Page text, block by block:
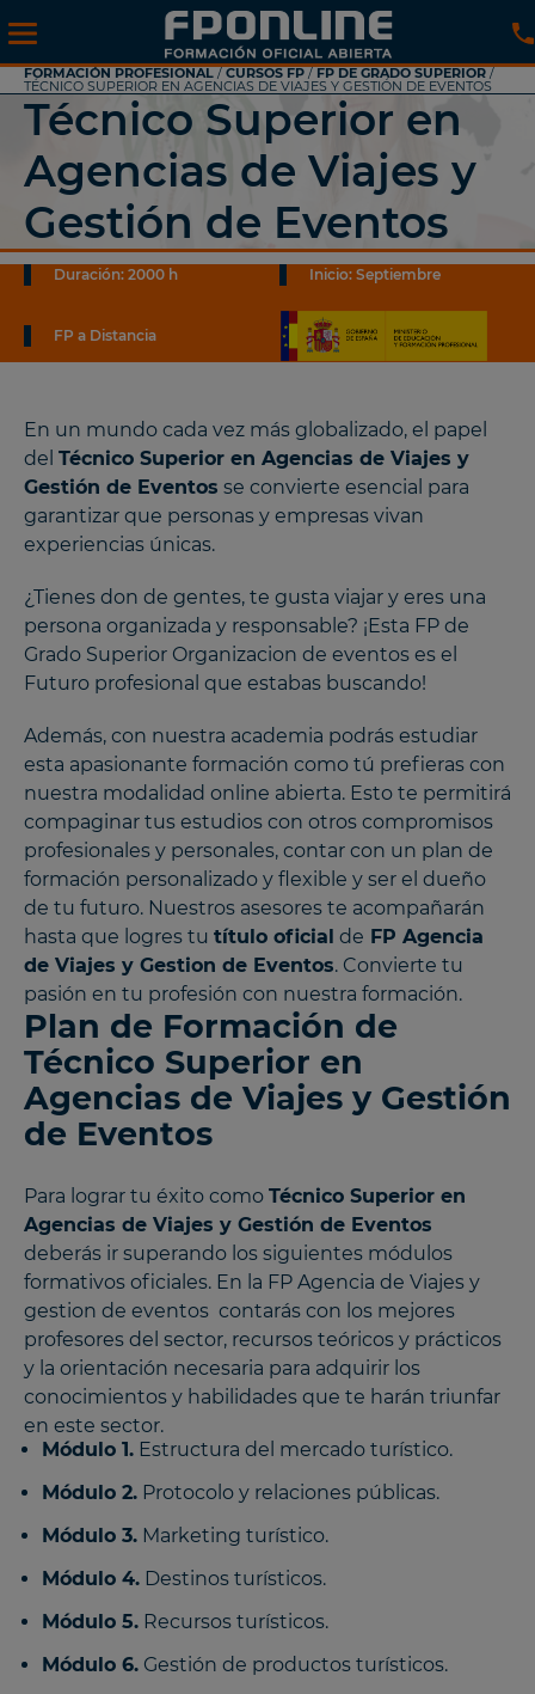
FORMACIÓN PROFESIONAL / CURSOS FP / FP DE GRADO SUPERIOR /
TÉCNICO SUPERIOR EN AGENCIAS DE VIAJES Y GESTIÓN DE EVENTOS
Técnico Superior en
Agencias de Viajes y
Gestión de Eventos
Duración: 2000 h Inicio: Septiembre
FP a Distancia
En un mundo cada vez más globalizado, el papel
del Técnico Superior en Agencias de Viajes y
Gestión de Eventos se convierte esencial para
garantizar que personas y empresas vivan
experiencias únicas.
¿Tienes don de gentes, te gusta viajar y eres una
persona organizada y responsable? ¡Esta FP de
Grado Superior Organizacion de eventos es el
Futuro profesional que estabas buscando!
Además, con nuestra academia podrás estudiar
esta apasionante formación como tú prefieras con
nuestra modalidad online abierta. Esto te permitirá
compaginar tus estudios con otros compromisos
profesionales y personales, contar con un plan de
formación personalizado y flexible y ser el dueño
de tu futuro. Nuestros asesores te acompañarán
hasta que logres tu título oficial de FP Agencia
de Viajes y Gestion de Eventos. Convierte tu
pasión en tu profesión con nuestra formación.
Plan de Formación de
Técnico Superior en
Agencias de Viajes y Gestión
de Eventos
Para lograr tu éxito como Técnico Superior en
Agencias de Viajes y Gestión de Eventos
deberás ir superando los siguientes módulos
formativos oficiales. En la FP Agencia de Viajes y
gestion de eventos contarás con los mejores
profesores del sector, recursos teóricos y prácticos
y la orientación necesaria para adquirir los
conocimientos y habilidades que te harán triunfar
en este sector.
Módulo 1. Estructura del mercado turístico.
Módulo 2. Protocolo y relaciones públicas.
Módulo 3. Marketing turístico.
Módulo 4. Destinos turísticos.
Módulo 5. Recursos turísticos.
Módulo 6. Gestión de productos turísticos.